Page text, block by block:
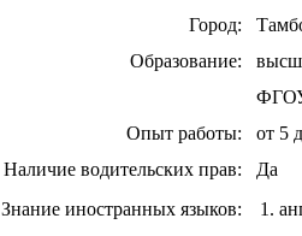
Город:
Образование:
ФГОУ
Опыт работы:
от 5
Наличие водительских прав:
Да
Знание иностранных языков:
1.